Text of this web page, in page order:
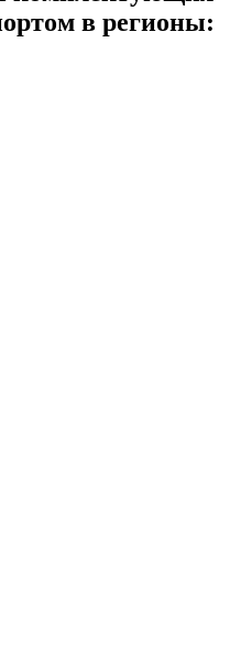
в регионы: